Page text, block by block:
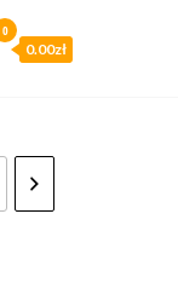
0
0.00zł